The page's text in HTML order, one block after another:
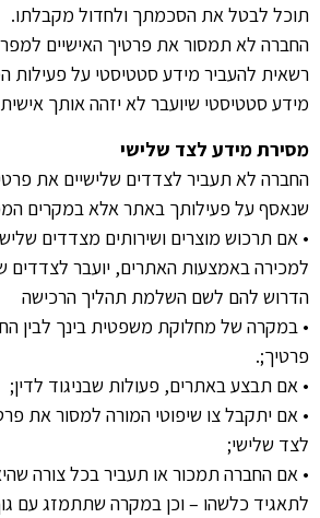
תוכל לבטל את הסכמתך ולחדול מקבלתו.
החברה לא תמסור את פרטיך האישיים
רשאית להעביר מידע סטטיסטי על
מידע סטטיסטי שיועבר לא יזהה אותך
מסירת מידע לצד שלישי
החברה לא תעביר לצדדים שלישיים את
שנאסף על פעילותך באתר אלא במקרים
• אם תרכוש מוצרים ושירותים מצדדים
למכירה באמצעות האתרים, יועבר לצדדים
הדרוש להם לשם השלמת תהליך הרכישה
• במקרה של מחלוקת משפטית בינך לבין
פרטיך;.
• אם תבצע באתרים, פעולות שבניגוד לדין;
• אם יתקבל צו שיפוטי המורה למסור את
לצד שלישי;
• אם החברה תמכור או תעביר בכל צורה
לתאגיד כלשהו – וכן במקרה שתתמזג עם